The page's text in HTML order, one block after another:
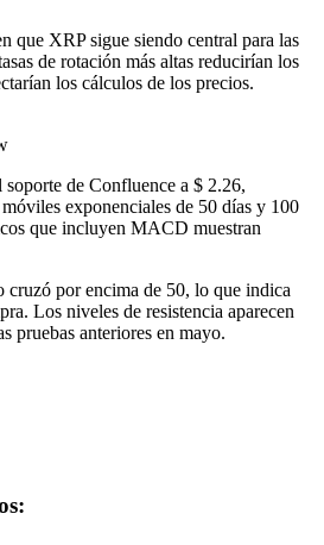
que XRP sigue siendo central para las
de rotación más altas reducirían los
los cálculos de los precios.
de Confluence a $ 2.26,
exponenciales de 50 días y 100
que incluyen MACD muestran
por encima de 50, lo que indica
Los niveles de resistencia aparecen
pruebas anteriores en mayo.